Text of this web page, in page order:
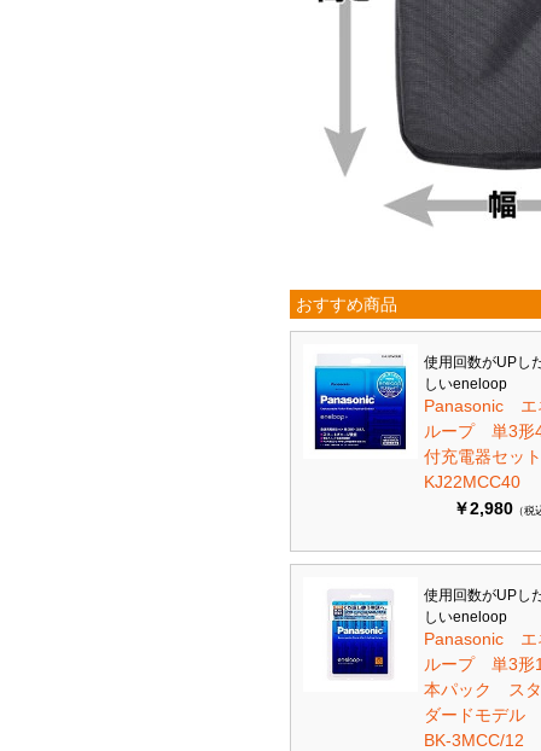
おすすめ商品
使用回数がUPし
しいeneloop
Panasonic エ
ループ 単3形
付充電器セッ
KJ22MCC40
￥2,980 （税
使用回数がUPし
しいeneloop
Panasonic エ
ループ 単3形
本パック ス
ダードモデル
BK-3MCC/12